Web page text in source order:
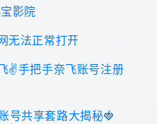
影院
无法正常打开
✌️手把手奈飞账号注册
号共享套路大揭秘🍓